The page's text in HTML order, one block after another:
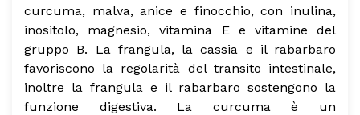
curcuma, malva, anice e finocchio, con inulina,
inositolo, magnesio, vitamina E e vitamine del
gruppo B. La frangula, la cassia e il rabarbaro
favoriscono la regolarità del transito intestinale,
inoltre la frangula e il rabarbaro sostengono la
funzione digestiva. La curcuma è un